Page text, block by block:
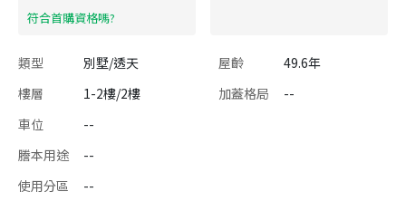
​符合首購資格嗎?
類型 別墅/透天 屋齡
49.6年
樓層
1-2樓/2樓 加蓋格局
--
車位
--
謄本用途
--
使用分區
--